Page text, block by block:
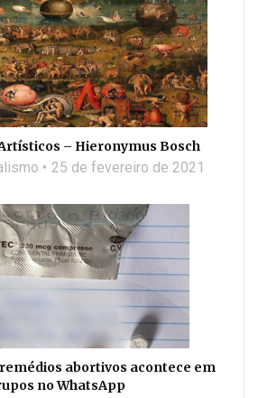
– Hieronymus Bosch
25 de fevereiro de 2021
abortivos acontece em
no WhatsApp